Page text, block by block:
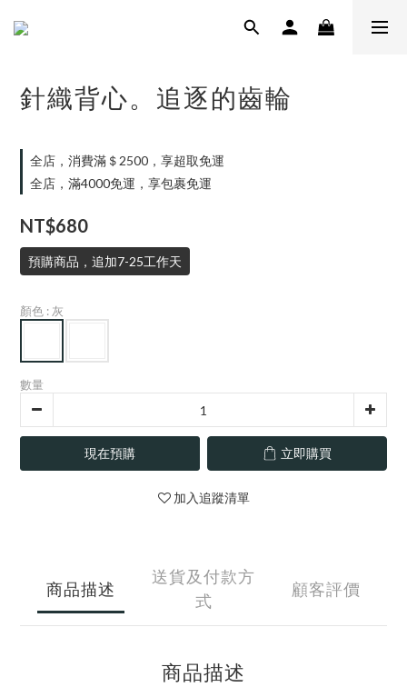
針織背心。追逐的齒輪
全店，消費滿＄2500，享超取免運
全店，滿4000免運，享包裹免運
NT$680
預購商品，追加7-25工作天
顏色 : 灰
數量
現在預購 立即購買
加入追蹤清單
商品描述
送貨及付款方
式
顧客評價
商品描述